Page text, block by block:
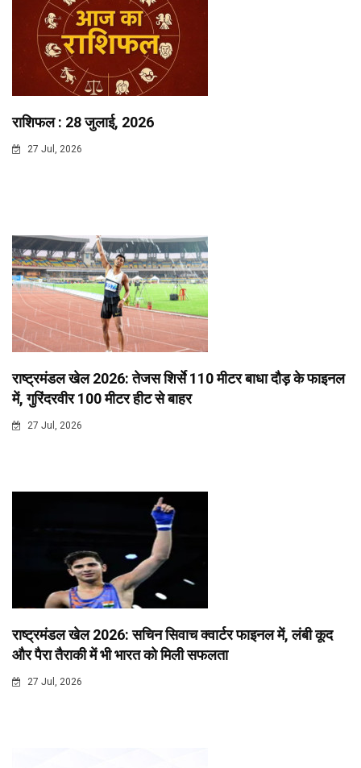
राशिफल : 28 जुलाई, 2026
27 Jul, 2026
राष्ट्रमंडल खेल 2026: तेजस शिर्से 110 मीटर बाधा दौड़ के फाइनल
में, गुरिंदरवीर 100 मीटर हीट से बाहर
27 Jul, 2026
राष्ट्रमंडल खेल 2026: सचिन सिवाच क्वार्टर फाइनल में, लंबी कूद
और पैरा तैराकी में भी भारत को मिली सफलता
27 Jul, 2026